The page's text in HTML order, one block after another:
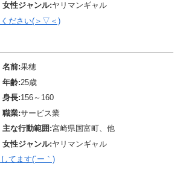
女性ジャンル:ヤリマンギャル
ださい(＞▽＜)
名前:果穂
年齢:25歳
身長:156～160
職業:サービス業
主な行動範囲:宮崎県国富町、他
女性ジャンル:ヤリマンギャル
てます(´ー｀)